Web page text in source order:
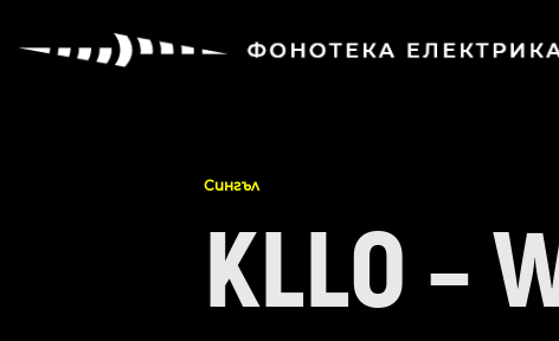
Сингъл
KLLO –